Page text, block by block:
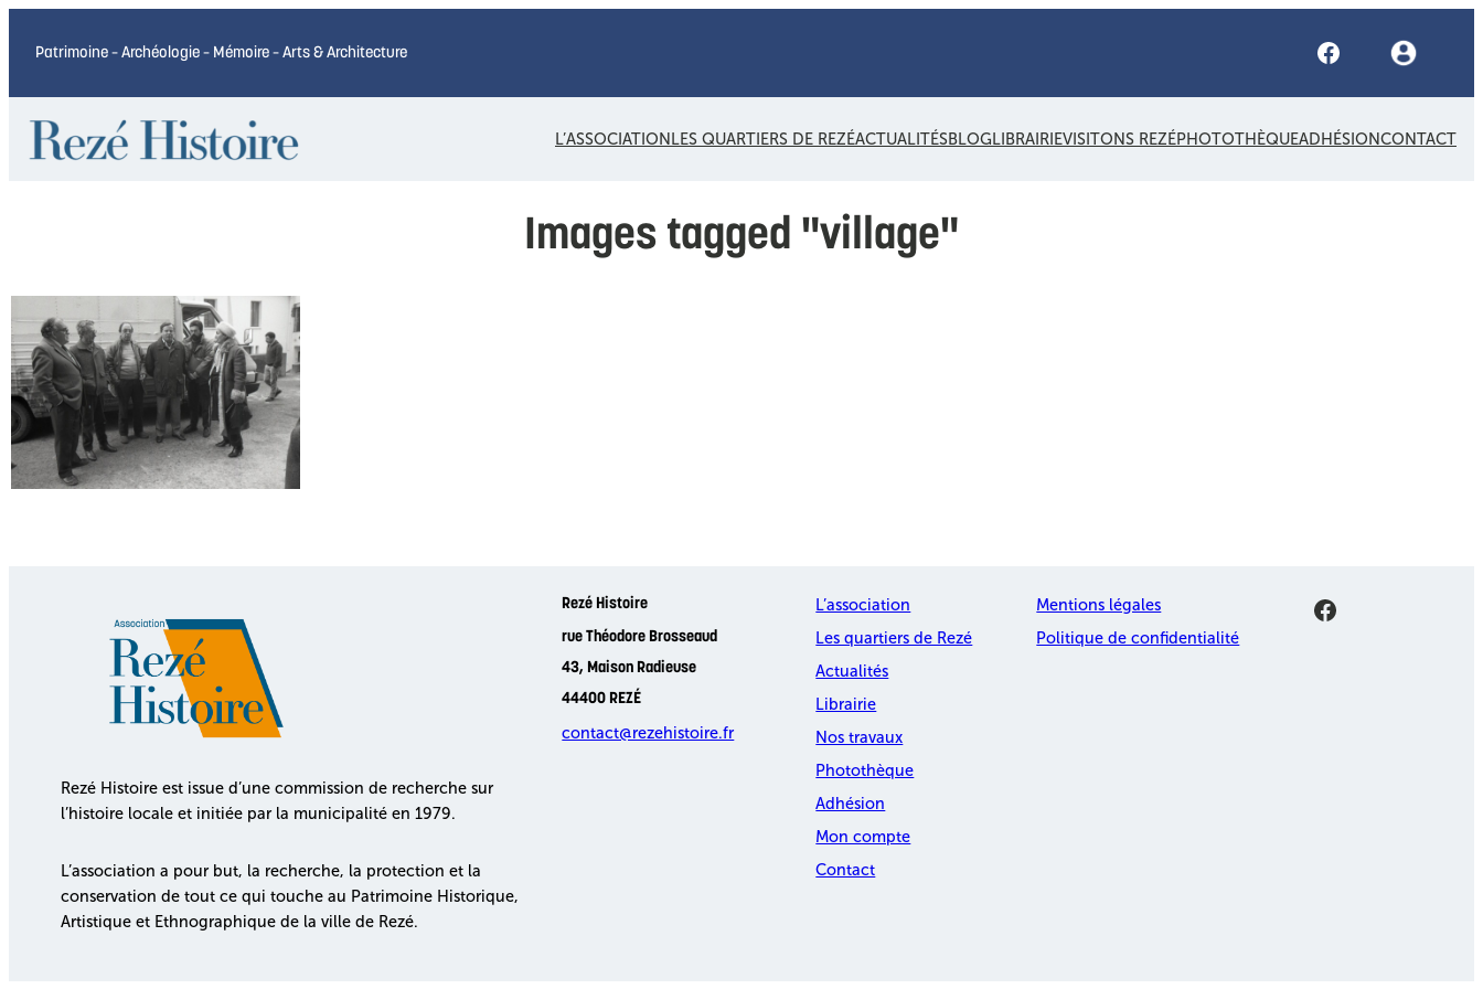
Patrimoine – Archéologie – Mémoire – Arts & Architecture Facebook
L’ASSOCIATIONLES QUARTIERS DE REZÉACTUALITÉSBLOGLIBRAIRIEVISITONS REZÉPHOTOTHÈQUEADHÉSIONCONTACT
Images tagged "village"
Rezé Histoire est issue d’une commission de recherche sur
l’histoire locale et initiée par la municipalité en 1979.
L’association a pour but, la recherche, la protection et la
conservation de tout ce qui touche au Patrimoine Historique,
Artistique et Ethnographique de la ville de Rezé.
Rezé Histoire
rue Théodore Brosseaud
43, Maison Radieuse
44400 REZÉ
contact@rezehistoire.fr
L’association
Les quartiers de Rezé
Actualités
Librairie
Nos travaux
Photothèque
Adhésion
Mon compte
Contact
Mentions légales
Politique de confidentialité
Facebook